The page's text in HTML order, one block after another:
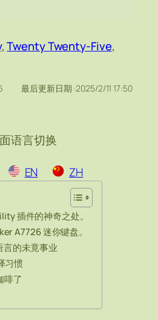
, Twenty Twenty-Five
最后更新日期 :2025/2/11 17:50
语言切换
EN
ZH
插件的神奇之处。
A7726 迷你键盘。
言的未竟事业
习惯
啡了